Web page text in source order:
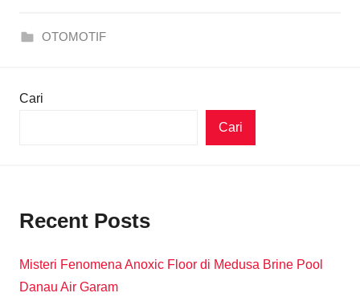
OTOMOTIF
Cari
Cari
Recent Posts
Misteri Fenomena Anoxic Floor di Medusa Brine Pool
Danau Air Garam